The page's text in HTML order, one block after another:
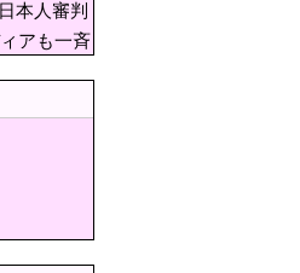
んで
！」 ｗｗ
の方
本人審判
アも一斉